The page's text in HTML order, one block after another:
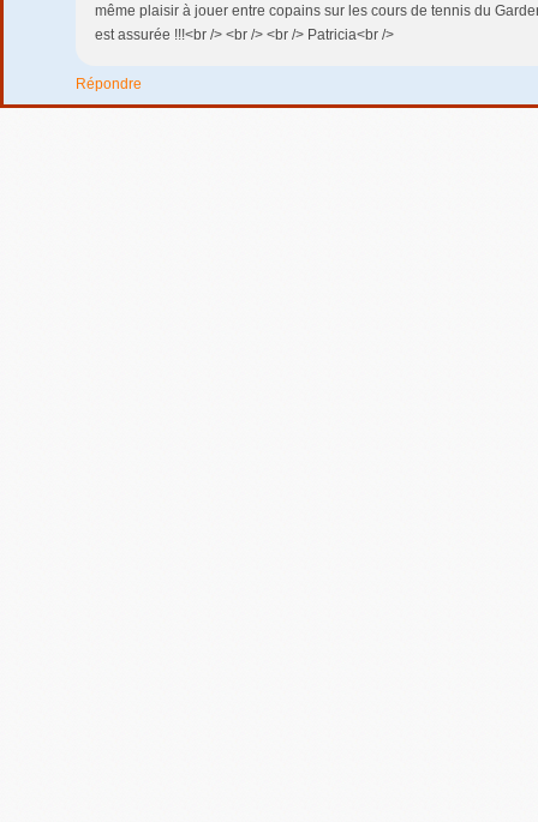
même plaisir à jouer entre copains sur les cours de tennis du
est assurée !!!<br /> <br /> <br /> Patricia<br />
Répondre